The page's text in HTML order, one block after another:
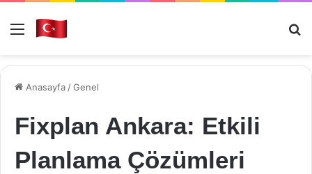
Menü
Anasayfa /Genel
Fixplan Ankara: Etkili
Planlama Çözümleri